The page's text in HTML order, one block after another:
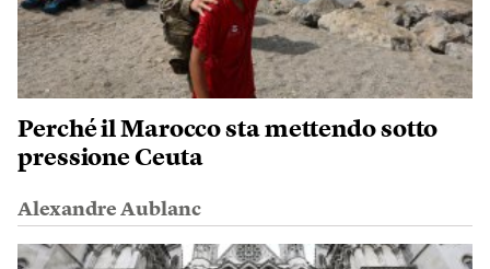
Perché il Marocco sta mettendo sotto
pressione Ceuta
Alexandre Aublanc